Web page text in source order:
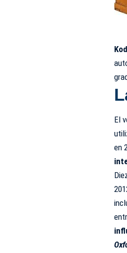
El
en